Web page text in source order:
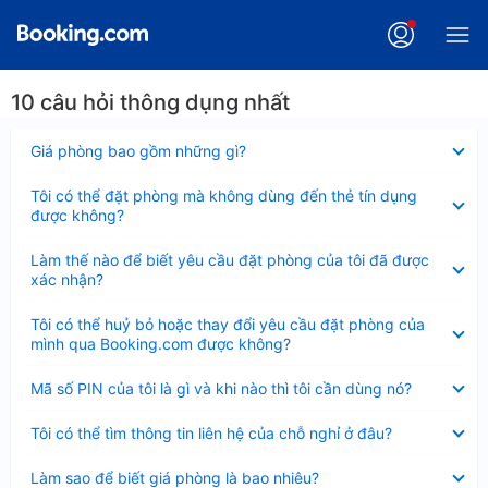
10 câu hỏi thông dụng nhất
Giá phòng bao gồm những gì?
thu
Tôi có thể đặt phòng mà không dùng đến thẻ tín dụng
được không?
thu
gọn
Làm thế nào để biết yêu cầu đặt phòng của tôi đã được
xác nhận?
thu
gọn
Tôi có thể huỷ bỏ hoặc thay đổi yêu cầu đặt phòng của
mình qua Booking.com được không?
thu
gọn
Mã số PIN của tôi là gì và khi nào thì tôi cần dùng nó?
thu
Tôi có thể tìm thông tin liên hệ của chỗ nghỉ ở đâu?
thu
Làm sao để biết giá phòng là bao nhiêu?
thu